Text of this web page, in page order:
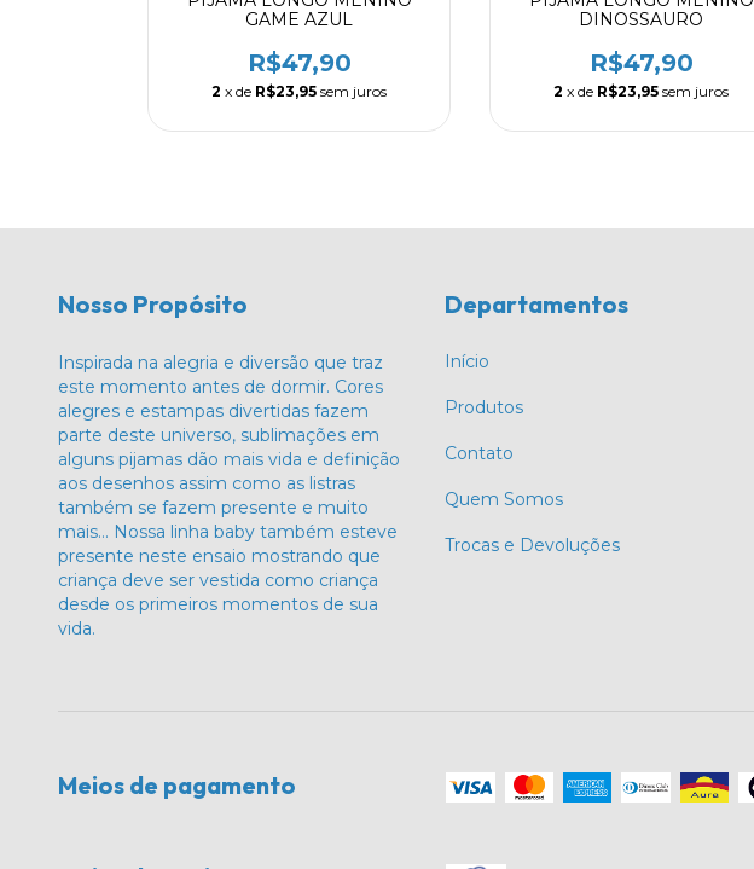
GAME AZUL
R$47,90
2 x de R$23,95 sem juros
DINOSSAURO
R$47,90
2 x de R$23,95 sem juros
Nosso Propósito
Inspirada na alegria e diversão que traz
este momento antes de dormir. Cores
alegres e estampas divertidas fazem
parte deste universo, sublimações em
alguns pijamas dão mais vida e definição
aos desenhos assim como as listras
também se fazem presente e muito
mais… Nossa linha baby também esteve
presente neste ensaio mostrando que
criança deve ser vestida como criança
desde os primeiros momentos de sua
vida.
Departamentos
Início
Produtos
Contato
Quem Somos
Trocas e Devoluções
Meios de pagamento